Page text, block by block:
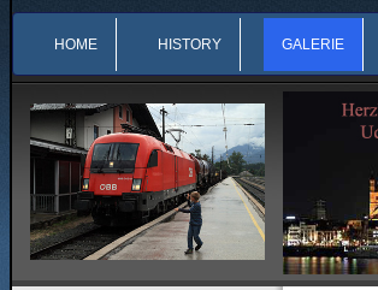
HOME HISTORY GALERIE